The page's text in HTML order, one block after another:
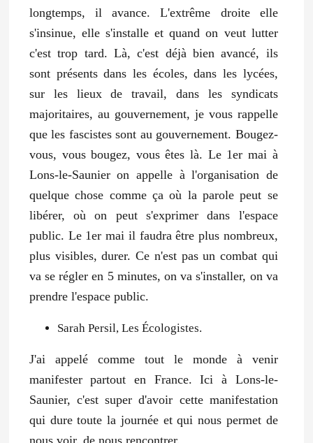
longtemps, il avance. L'extrême droite elle
s'insinue, elle s'installe et quand on veut lutter
c'est trop tard. Là, c'est déjà bien avancé, ils
sont présents dans les écoles, dans les lycées,
sur les lieux de travail, dans les syndicats
majoritaires, au gouvernement, je vous rappelle
que les fascistes sont au gouvernement. Bougez-
vous, vous bougez, vous êtes là. Le 1er mai à
Lons-le-Saunier on appelle à l'organisation de
quelque chose comme ça où la parole peut se
libérer, où on peut s'exprimer dans l'espace
public. Le 1er mai il faudra être plus nombreux,
plus visibles, durer. Ce n'est pas un combat qui
va se régler en 5 minutes, on va s'installer, on va
prendre l'espace public.
Sarah Persil, Les Écologistes.
J'ai appelé comme tout le monde à venir
manifester partout en France. Ici à Lons-le-
Saunier, c'est super d'avoir cette manifestation
qui dure toute la journée et qui nous permet de
nous voir, de nous rencontrer.